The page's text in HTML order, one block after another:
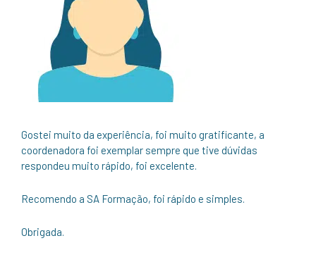
Gostei muito da experiência, foi muito gratificante, a
coordenadora foi exemplar sempre que tive dúvidas
respondeu muito rápido, foi excelente.
Recomendo a SA Formação, foi rápido e simples.
Obrigada.